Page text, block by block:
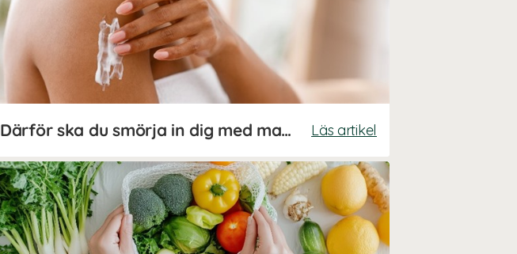
Därför ska du smörja in dig med magnesium Läs artikel